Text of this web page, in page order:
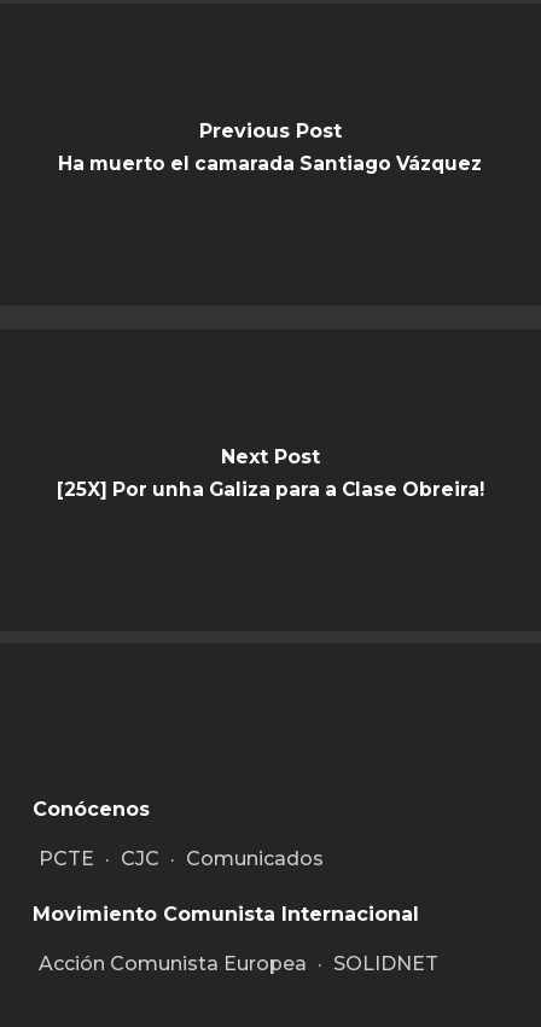
Previous Post
Ha muerto el camarada Santiago Vázquez
Next Post
[25X] Por unha Galiza para a Clase Obreira!
Conócenos
PCTE · CJC · Comunicados
Movimiento Comunista Internacional
Acción Comunista Europea · SOLIDNET